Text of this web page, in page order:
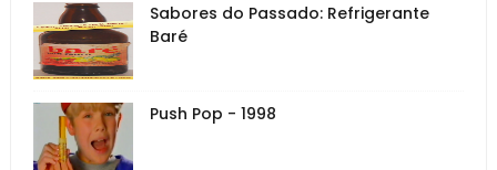
Sabores do Passado: Refrigerante
Baré
Push Pop - 1998